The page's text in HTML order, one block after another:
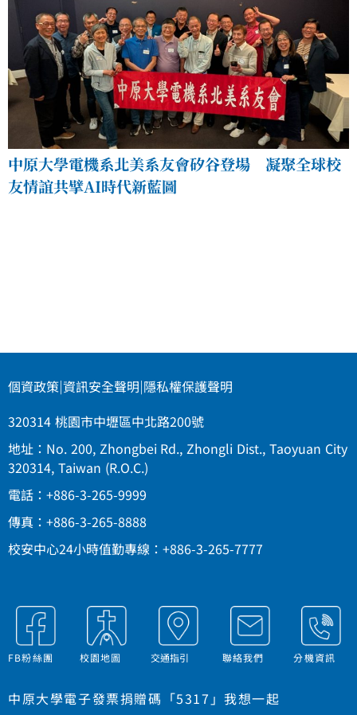
中原大學電機系北美系友會矽谷登場 凝聚全球校
友情誼共擘AI時代新藍圖
個資政策|資訊安全聲明|隱私權保護聲明
320314 桃園市中壢區中北路200號
地址：No. 200, Zhongbei Rd., Zhongli Dist., Taoyuan City
320314, Taiwan (R.O.C.)
電話：+886-3-265-9999
傳真：+886-3-265-8888
校安中心24小時值勤專線：+886-3-265-7777
FB粉絲團 校園地圖 交通指引 聯絡我們 分機資訊
中原大學電子發票捐贈碼「5317」我想一起